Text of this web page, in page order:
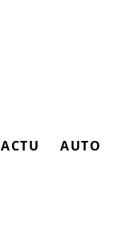
ACTU AUTO